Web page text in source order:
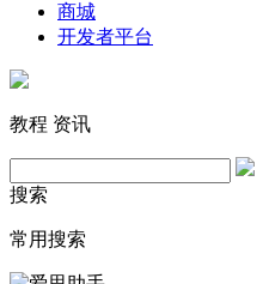
商城
开发者平台
教程 资讯
搜索
常用搜索